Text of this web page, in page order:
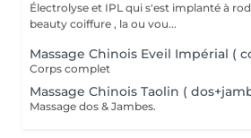
Électrolyse et IPL qui s'est implanté à
beauty coiffure , la ou vou...
Massage Chinois Eveil Impérial (
Corps complet
Massage Chinois Taolin (
Massage dos & Jambes.